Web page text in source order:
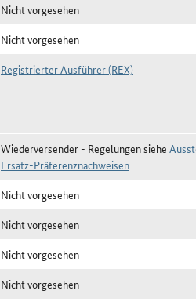
Nicht vorgesehen
Nicht vorgesehen
Registrierter Ausführer (REX)
Wiederversender - Regelungen siehe
Ersatz-Präferenznachweisen
Nicht vorgesehen
Nicht vorgesehen
Nicht vorgesehen
Nicht vorgesehen